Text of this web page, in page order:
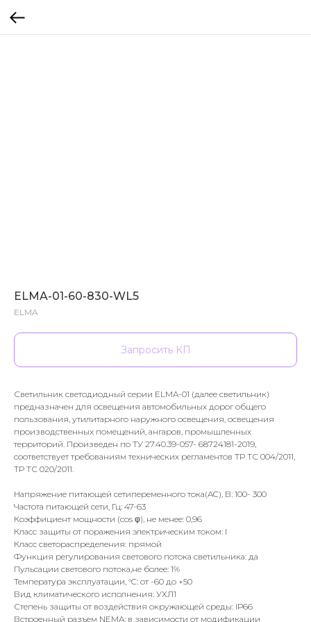
ELMA-01-60-830-WL5
ELMA
Запросить КП
Светильник светодиодный серии ELMA-01 (далее светильник)
предназначен для освещения автомобильных дорог общего
пользования, утилитарного наружного освещения, освещения
производственных помещений, ангаров, промышленных
территорий. Произведен по ТУ 27.40.39-057- 68724181-2019,
соответствует требованиям технических регламентов ТР ТС 004/2011,
ТР ТС 020/2011.
Напряжение питающей сетипеременного тока(AC), В: 100- 300
Частота питающей сети, Гц: 47-63
Коэффициент мощности (cos φ), не менее: 0,96
Класс защиты от поражения электрическим током: I
Класс светораспределения: прямой
Функция регулирования светового потока светильника: да
Пульсации светового потока,не более: 1%
Температура эксплуатации, °C: от -60 до +50
Вид климатического исполнения: УХЛ1
Степень защиты от воздействия окружающей среды: IР66
Встроенный разъем NEMA: в зависимости от модификации